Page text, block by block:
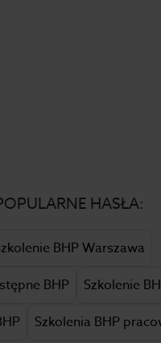
HASŁA:
BHP Warszawa
BHP
Szkolenie
Szkolenia BHP